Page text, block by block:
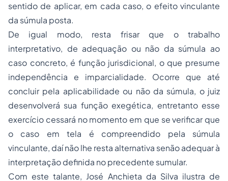
sentido de aplicar, em cada caso, o efeito vinculante
da súmula posta.
De igual modo, resta frisar que o trabalho
interpretativo, de adequação ou não da súmula ao
caso concreto, é função jurisdicional, o que presume
independência e imparcialidade. Ocorre que até
concluir pela aplicabilidade ou não da súmula, o juiz
desenvolverá sua função exegética, entretanto esse
exercício cessará no momento em que se verificar que
o caso em tela é compreendido pela súmula
vinculante, daí não lhe resta alternativa senão adequar à
interpretação definida no precedente sumular.
Com este talante, José Anchieta da Silva ilustra de